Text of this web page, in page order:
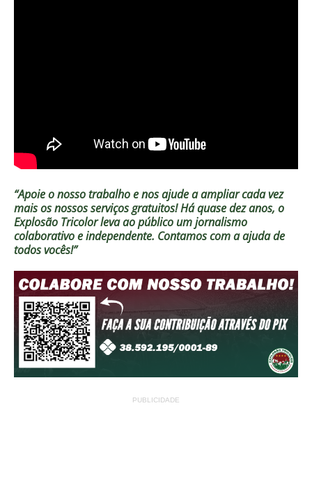
“Apoie o nosso trabalho e nos ajude a ampliar cada vez
mais os nossos serviços gratuitos!Há quase dez anos, o
Explosão Tricolor leva ao público um jornalismo
colaborativo e independente. Contamos com a ajuda de
todos vocês!”
PUBLICIDADE